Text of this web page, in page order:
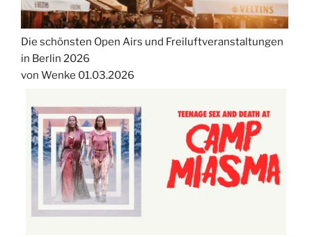
Die schönsten Open Airs und Freiluftveranstaltungen
in Berlin 2026
von Wenke 01.03.2026